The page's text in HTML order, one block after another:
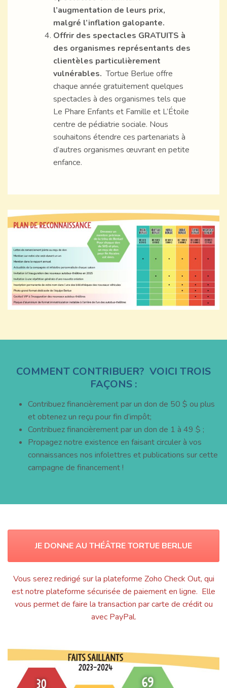
l’augmentation de leurs prix,
malgré l’inflation galopante.
Offrir des spectacles GRATUITS à
des organismes représentants des
clientèles particulièrement
vulnérables.Tortue Berlue offre
chaque année gratuitement quelques
spectacles à des organismes tels que
Le Phare Enfants et Famille et L’Étoile
centre de pédiatrie sociale. Nous
souhaitons étendre ces partenariats à
d’autres organismes œuvrant en petite
enfance.
COMMENT CONTRIBUER? VOICI TROIS
FAÇONS :
Contribuez financièrement par un don de 50 $ ou plus
et obtenez un reçu pour fin d’impôt;
Contribuez financièrement par un don de 1 à 49 $ ;
Propagez notre existence en faisant circuler à vos
connaissances nos infolettres et publications sur cette
campagne de financement !
JE DONNE AU THÉÂTRE TORTUE BERLUE
Vous serez redirigé sur la plateforme Zoho Check Out, qui
est notre plateforme sécurisée de paiement en ligne. Elle
vous permet de faire la transaction par carte de crédit ou
avec PayPal.